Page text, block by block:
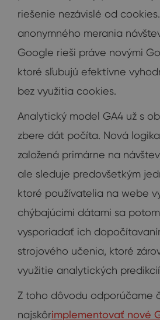
riešenie nezávislé od
anonymného merania
Google rieši práve novými
ktoré sľubujú efektívne
bez využitia cookies.
Analytický model GA4 už s
zbere dát počíta. Nová
založená primárne na
ale sleduje predovšetkým
ktoré používatelia na webe
chýbajúcimi dátami sa
vysporiadať ich
strojového učenia, ktoré
využitie analytických
Z toho dôvodu odporúčame
najskôrimplementovať nové